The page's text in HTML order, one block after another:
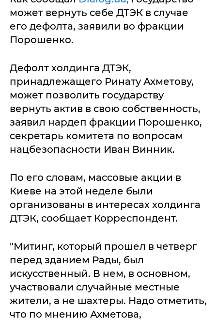
может вернуть себе ДТЭК в случае
его дефолта, заявили во фракции
Порошенко.
Дефолт холдинга ДТЭК,
принадлежащего Ринату Ахметову,
может позволить государству
вернуть актив в свою собственность,
заявил нардеп фракции Порошенко,
секретарь комитета по вопросам
нацбезопасности Иван Винник.
По его словам, массовые акции в
Киеве на этой неделе были
организованы в интересах холдинга
ДТЭК, сообщает Корреспондент.
"Митинг, который прошел в четверг
перед зданием Рады, был
искусственный. В нем, в основном,
участвовали случайные местные
жители, а не шахтеры. Надо отметить,
что по мнению Ахметова,